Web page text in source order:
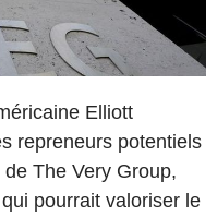
Elliott
repreneurs potentiels
The Very Group,
pourrait valoriser le